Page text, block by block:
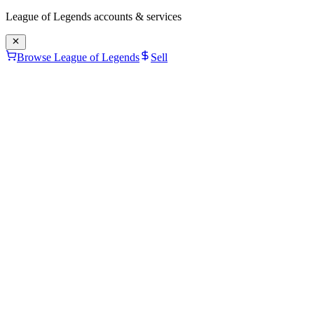
League of Legends accounts & services
Browse League of Legends Sell